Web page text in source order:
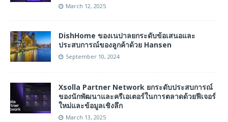
March 12, 2025
DishHome ของเนปาลยกระดับข้อเสนอและ
ประสบการณ์ของลูกค้าด้วย Hansen
September 10, 2024
Xsolla Partner Network ยกระดับประสบการณ์
ของนักพัฒนาและครีเอเตอร์ในการตลาดด้วยฟีเจอร์
ใหม่และข้อมูลเชิงลึก
March 13, 2025